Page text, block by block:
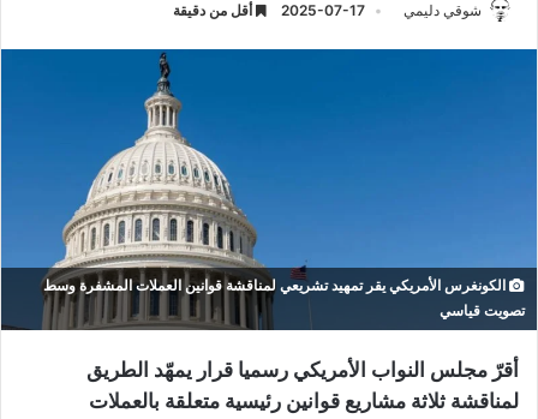
شوقي دليمي 2025-07-17 أقل من دقيقة
الكونغرس الأمريكي يقر تمهيد تشريعي لمناقشة قوانين العملات المشفرة وسط
تصويت قياسي
أقرّ مجلس النواب الأمريكي رسميا قرار يمهّد الطريق
لمناقشة ثلاثة مشاريع قوانين رئيسية متعلقة بالعملات